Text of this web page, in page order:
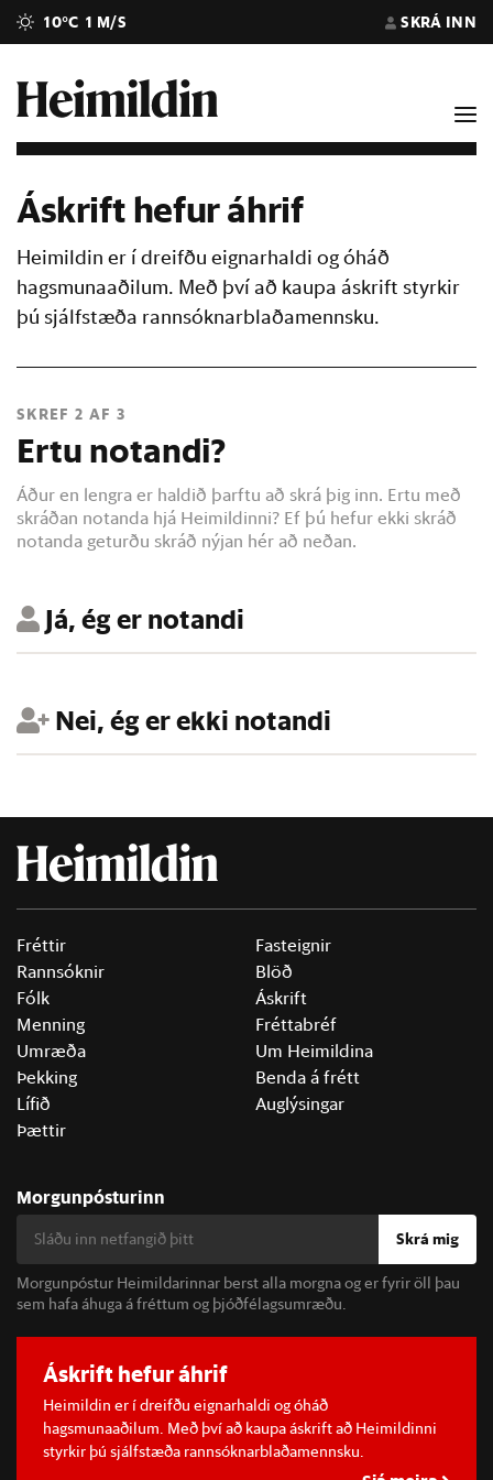
10°C 1 M/S SKRÁ INN
Áskrift hefur áhrif
Heimildin er í dreifðu eignarhaldi og óháð
hagsmunaaðilum. Með því að kaupa áskrift styrkir
þú sjálfstæða rannsóknarblaðamennsku.
SKREF 2 AF 3
Ertu notandi?
Áður en lengra er haldið þarftu að skrá þig inn. Ertu með
skráðan notanda hjá Heimildinni? Ef þú hefur ekki skráð
notanda geturðu skráð nýjan hér að neðan.
Já, ég er notandi
Nei, ég er ekki notandi
Fréttir
Rannsóknir
Fólk
Menning
Umræða
Þekking
Lífið
Þættir
Fasteignir
Blöð
Áskrift
Fréttabréf
Um Heimildina
Benda á frétt
Auglýsingar
Morgunpósturinn
Skrá mig
Morgunpóstur Heimildarinnar berst alla morgna og er fyrir öll þau
sem hafa áhuga á fréttum og þjóðfélagsumræðu.
Áskrift hefur áhrif
Heimildin er í dreifðu eignarhaldi og óháð
hagsmunaaðilum. Með því að kaupa áskrift að Heimildinni
styrkir þú sjálfstæða rannsóknarblaðamennsku.